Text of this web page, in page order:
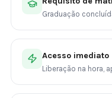
Graduação
Acesso imediato
Liberação na hora,